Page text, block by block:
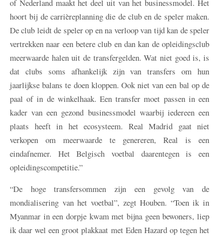
of Nederland maakt het deel uit van het businessmodel. Het
hoort bij de carrièreplanning die de club en de speler maken.
De club leidt de speler op en na verloop van tijd kan de speler
vertrekken naar een betere club en dan kan de opleidingsclub
meerwaarde halen uit de transfergelden. Wat niet goed is, is
dat clubs soms afhankelijk zijn van transfers om hun
jaarlijkse balans te doen kloppen. Ook niet van een bal op de
paal of in de winkelhaak. Een transfer moet passen in een
kader van een gezond businessmodel waarbij iedereen een
plaats heeft in het ecosysteem. Real Madrid gaat niet
verkopen om meerwaarde te genereren, Real is een
eindafnemer. Het Belgisch voetbal daarentegen is een
opleidingscompetitie.”
“De hoge transfersommen zijn een gevolg van de
mondialisering van het voetbal”, zegt Houben. “Toen ik in
Myanmar in een dorpje kwam met bijna geen bewoners, liep
ik daar wel een groot plakkaat met Eden Hazard op tegen het